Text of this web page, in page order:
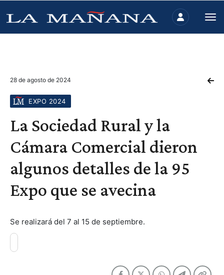
28 de agosto de 2024
EXPO 2024
La Sociedad Rural y la
Cámara Comercial dieron
algunos detalles de la 95
Expo que se avecina
Se realizará del 7 al 15 de septiembre.